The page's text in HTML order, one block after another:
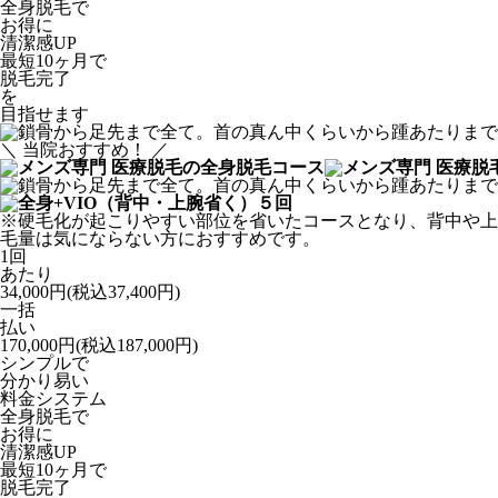
全身脱毛で
お得に
清潔感UP
最短10ヶ月で
脱毛完了
を
目指せます
＼ 当院おすすめ！ ／
※硬毛化が起こりやすい部位を省いたコースとなり、背中や
毛量は気にならない方におすすめです。
1回
あたり
34,000円(税込37,400円)
一括
払い
170,000円(税込187,000円)
シンプルで
分かり易い
料金システム
全身脱毛で
お得に
清潔感UP
最短10ヶ月で
脱毛完了